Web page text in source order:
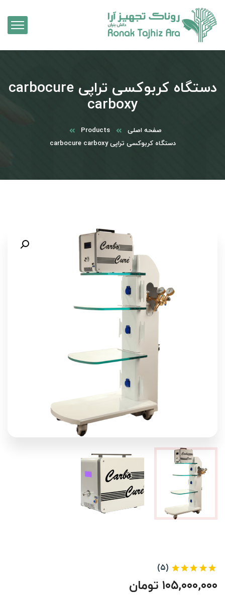
دستگاه کربوکسی تراپی carbocure
carboxy
صفحه اصلی
Products
دستگاه کربوکسی تراپی carbocure carboxy
(۵)
۱۰۵,۰۰۰,۰۰۰ تومان